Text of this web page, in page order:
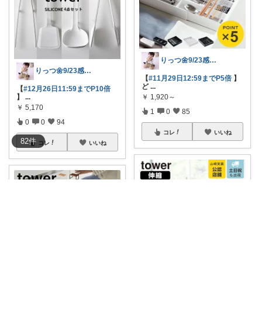
82件
りっつ🌼9/23感謝です🩵
【#12月26日11:59までP10倍
】
...
￥ 5,170
0 0 94
コレ いいね
りっつ🌼9/23感謝です🩵
【#11月29日12:59までP5倍 】
ど ...
￥ 1,920～
1 0 85
コレ いいね